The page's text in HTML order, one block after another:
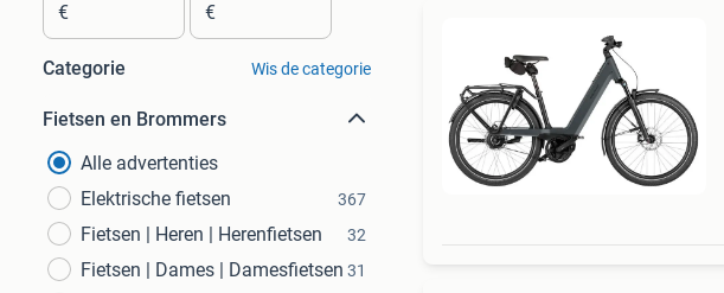
€ €
Categorie Wis de categorie
Fietsen en Brommers
Alle advertenties
Elektrische fietsen
367
Fietsen | Heren | Herenfietsen 32
Fietsen | Dames | Damesfietsen 31